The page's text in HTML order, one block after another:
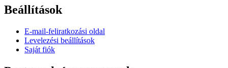
Beállítások
E-mail-feliratkozási oldal
Levelezési beállítások
Saját fiók